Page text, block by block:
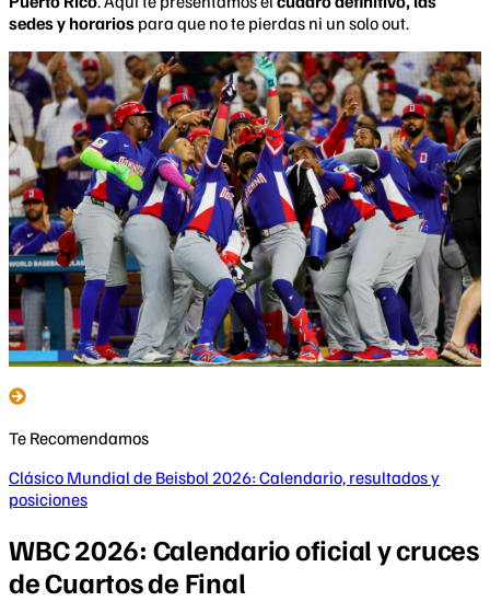
sedes y horarios para que no te pierdas ni un solo out.
Te Recomendamos
Clásico Mundial de Beisbol 2026: Calendario, resultados y
posiciones
WBC 2026: Calendario oficial y cruces
de Cuartos de Final